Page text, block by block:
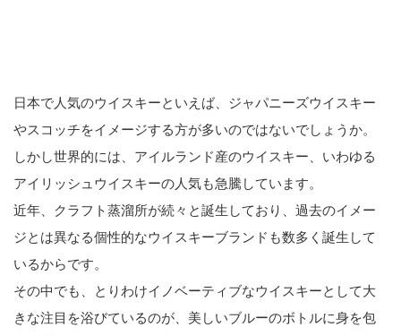
日本で人気のウイスキーといえば、ジャパニーズウイスキー
やスコッチをイメージする方が多いのではないでしょうか。
しかし世界的には、アイルランド産のウイスキー、いわゆる
アイリッシュウイスキーの人気も急騰しています。
近年、クラフト蒸溜所が続々と誕生しており、過去のイメー
ジとは異なる個性的なウイスキーブランドも数多く誕生して
いるからです。
その中でも、とりわけイノベーティブなウイスキーとして大
きな注目を浴びているのが、美しいブルーのボトルに身を包